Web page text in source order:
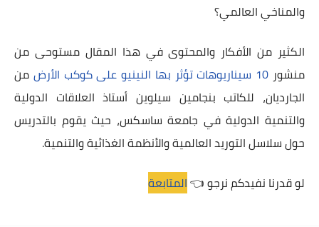
والمناخي العالمي؟
الكثير من الأفكار والمحتوى في هذا المقال مستوحى من
منشور 10 سيناريوهات تؤثر بها النينيو على كوكب الأرض
من
الجارديان، للكاتب بنجامين سيلوين أستاذ العلاقات الدولية
والتنمية الدولية في جامعة ساسكس، حيث يقوم بالتدريس
حول سلاسل التوريد العالمية والأنظمة الغذائية والتنمية.
لو قدرنا نفيدكم نرجو 👈المتابعة